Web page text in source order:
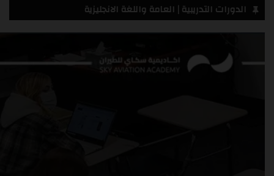
الدورات التدريبية | العامة واللغة الانجليزية